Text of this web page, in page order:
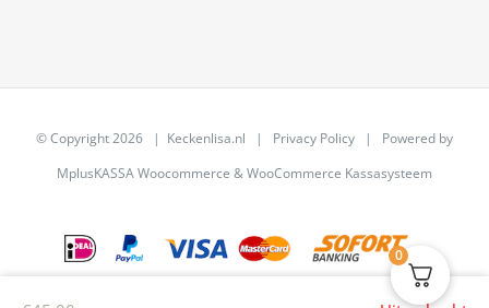
© Copyright2026 | Keckenlisa.nl | Privacy Policy | Powered by
MplusKASSA Woocommerce &WooCommerce Kassasysteem
0